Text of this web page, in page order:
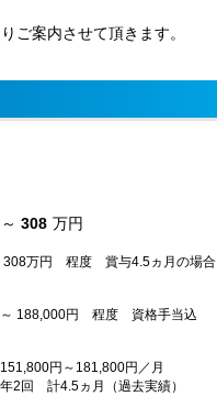
ご案内させて頂きます。
308 万円
308万円 程度 賞与4.5ヵ月の場合
～ 188,000円 程度 資格手当込
151,800円～181,800円／月
2回 計4.5ヵ月（過去実績）